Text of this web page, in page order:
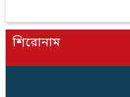
শিরোনাম